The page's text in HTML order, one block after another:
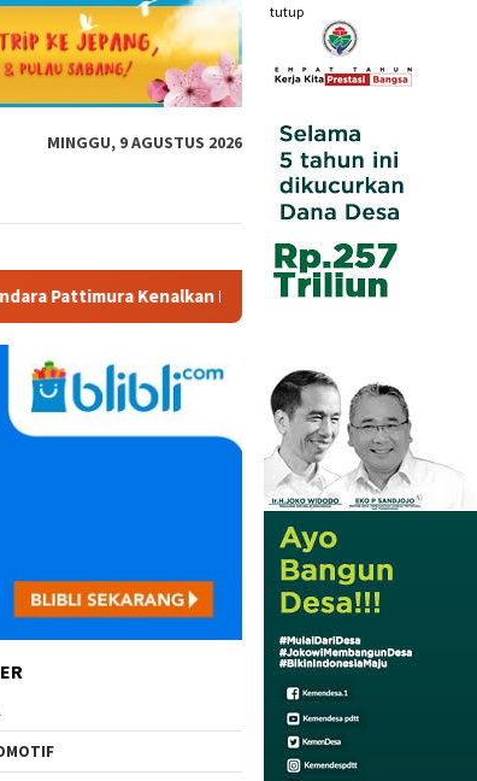
tutup
MINGGU, 9 AGUSTUS 2026
Penerbangan kepada Siswa SD Inpres 59 Tawiri